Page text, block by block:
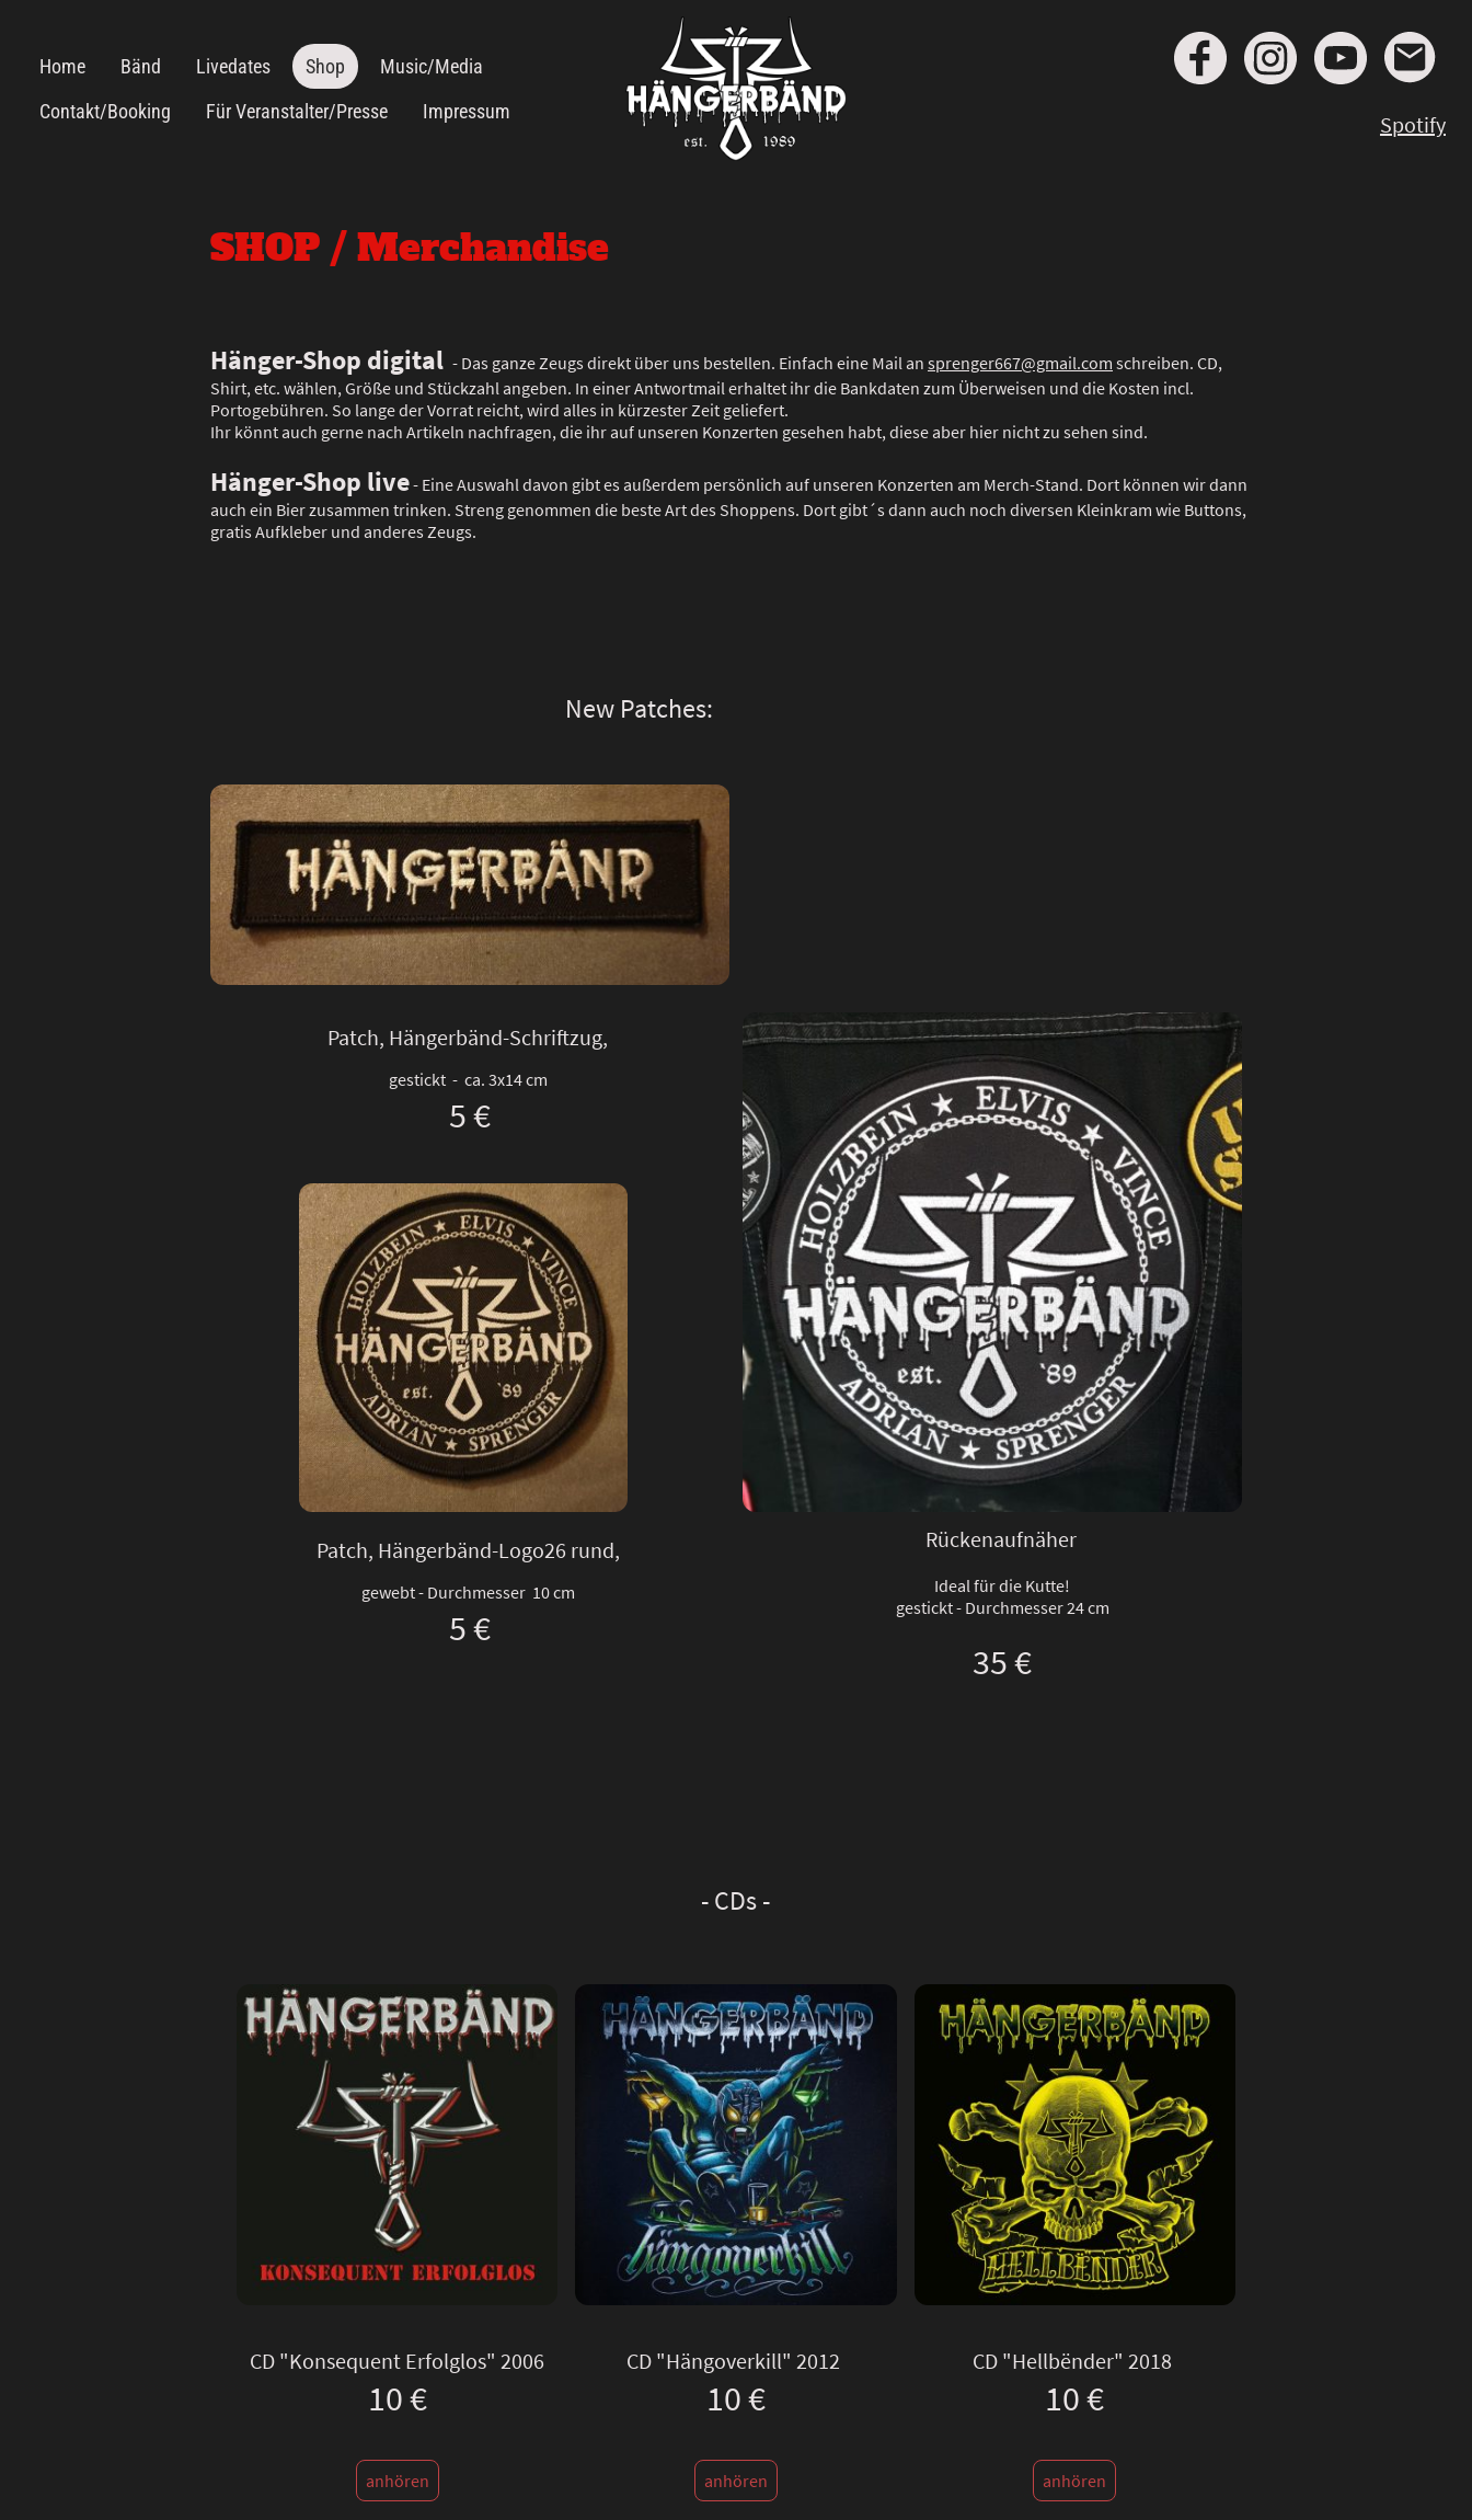
Home Bänd Livedates Shop
Music/Media
Contakt/Booking
Für Veranstalter/Presse Impressum Spotify
SHOP / Merchandise
Hänger-Shop digital - Das ganze Zeugs direkt über uns bestellen. Einfach eine Mail an sprenger667@gmail.com schreiben. CD,
Shirt, etc. wählen, Größe und Stückzahl angeben. In einer Antwortmail erhaltet ihr die Bankdaten zum Überweisen und die Kosten incl.
Portogebühren. So lange der Vorrat reicht, wird alles in kürzester Zeit geliefert.
Ihr könnt auch gerne nach Artikeln nachfragen, die ihr auf unseren Konzerten gesehen habt, diese aber hier nicht zu sehen sind.
Hänger-Shop live- Eine Auswahl davon gibt es außerdem persönlich auf unseren Konzerten am Merch-Stand. Dort können wir dann
auch ein Bier zusammen trinken. Streng genommen die beste Art des Shoppens. Dort gibt´s dann auch noch diversen Kleinkram wie Buttons,
gratis Aufkleber und anderes Zeugs.
New Patches:
Patch, Hängerbänd-Logo26 rund,
gewebt - Durchmesser 10 cm
5 €
Patch, Hängerbänd-Schriftzug,
gestickt - ca. 3x14 cm
5 €
Rückenaufnäher
Ideal für die Kutte!
gestickt - Durchmesser 24 cm
35 €
- CDs -
CD "Konsequent Erfolglos" 2006
10 €
anhören
CD "Hängoverkill" 2012
10 €
anhören
CD "Hellbënder" 2018
10 €
anhören